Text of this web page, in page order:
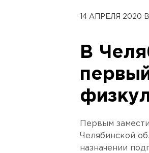
14 АПРЕЛЯ 2020
В
Первым
Челябинской
назначении